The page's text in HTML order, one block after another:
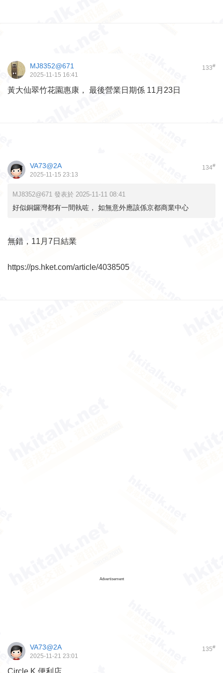
133#
MJ8352@671
2025-11-15 16:41
黃大仙翠竹花園惠康， 最後營業日期係 11月23日
134#
VA73@2A
2025-11-15 23:13
MJ8352@671 發表於 2025-11-11 08:41
好似銅鑼灣都有一間執咗， 如無意外應該係京都商業中心
無錯，11月7日結業
https://ps.hket.com/article/4038505
Advertisement
135#
VA73@2A
2025-11-21 23:01
Circle K 便利店